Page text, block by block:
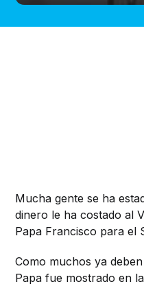
Mucha gente se ha
dinero le ha costado al
Papa Francisco para el
Como muchos ya
Papa fue mostrado en